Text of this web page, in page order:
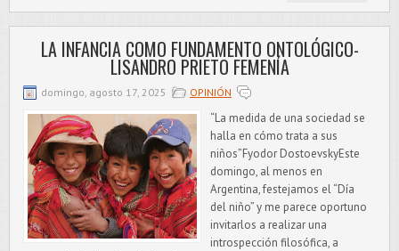
LA INFANCIA COMO FUNDAMENTO ONTOLÓGICO-
LISANDRO PRIETO FEMENÍA
domingo, agosto 17, 2025 OPINIÓN
“La medida de una sociedad se
halla en cómo trata a sus
niños”Fyodor DostoevskyEste
domingo, al menos en
Argentina, festejamos el “Día
del niño” y me parece oportuno
invitarlos a realizar una
introspección filosófica, a